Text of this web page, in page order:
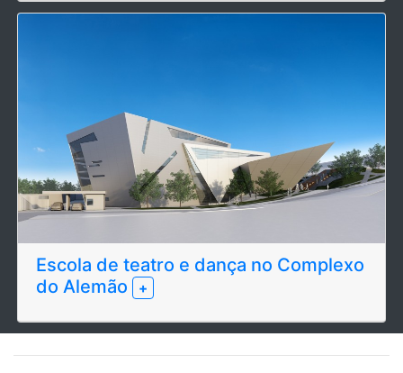
Escola de teatro e dança no Complexo
do Alemão
+